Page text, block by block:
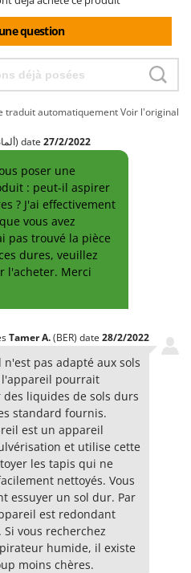
question
traduit automatiquementVoir l'original
(ألمانيا) date 27/2/2022
poser une
: peut-il aspirer
? J'ai effectivement
vous avez
pas trouvé la pièce
dures, veuillez
l'acheter. Merci
TamerA.(BER) date 28/2/2022
pas adapté aux sols
pourrait
liquides de sols durs
standard fournis.
est un appareil
et utilise cette
les tapis qui ne
nettoyés. Vous
essuyer un sol dur. Par
est redondant
vous recherchez
humide, il existe
moins chères.